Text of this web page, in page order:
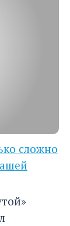
сложно